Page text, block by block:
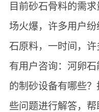
目前砂石骨料的需
场火爆，许多用户
石原料，一时间，
有用户咨询：河卵
的制砂设备有哪些
些问题进行解答，帮